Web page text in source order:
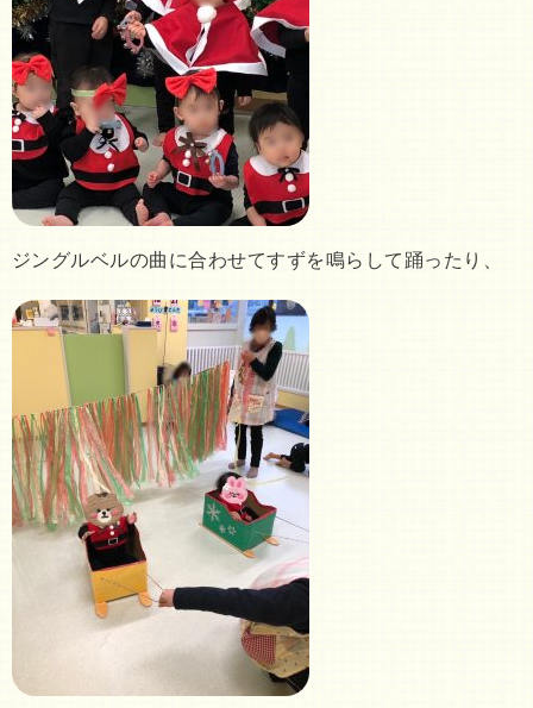
ジングルベルの曲に合わせてすずを鳴らして踊ったり、